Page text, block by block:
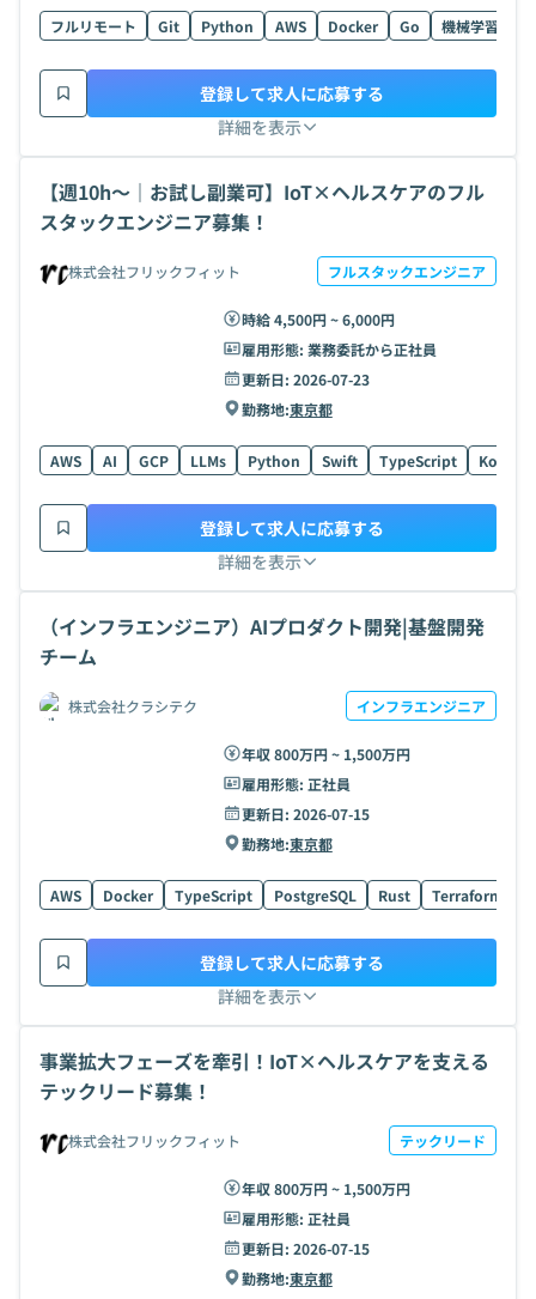
フルリモート Git Python AWS Docker Go 機械学習
詳細を表示
登録して求人に応募する
【週10h〜｜お試し副業可】IoT×ヘルスケアのフル
スタックエンジニア募集！
株式会社フリックフィット フルスタックエンジニア
時給 4,500円 ~ 6,000円
雇用形態: 業務委託から正社員
更新日: 2026-07-23
勤務地:東京都
AWS AI GCP LLMs Python Swift TypeScript Kotlin
詳細を表示
登録して求人に応募する
（インフラエンジニア）AIプロダクト開発|基盤開発
チーム
株式会社クラシテク インフラエンジニア
年収 800万円 ~ 1,500万円
雇用形態: 正社員
更新日: 2026-07-15
勤務地:東京都
AWS Docker TypeScript PostgreSQL Rust Terraform
詳細を表示
登録して求人に応募する
事業拡大フェーズを牽引！IoT×ヘルスケアを支える
テックリード募集！
株式会社フリックフィット テックリード
年収 800万円 ~ 1,500万円
雇用形態: 正社員
更新日: 2026-07-15
勤務地:東京都